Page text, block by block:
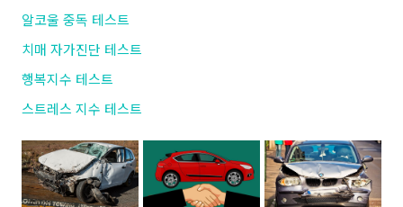
알코울 중독 테스트
치매 자가진단 테스트
행복지수 테스트
스트레스 지수 테스트